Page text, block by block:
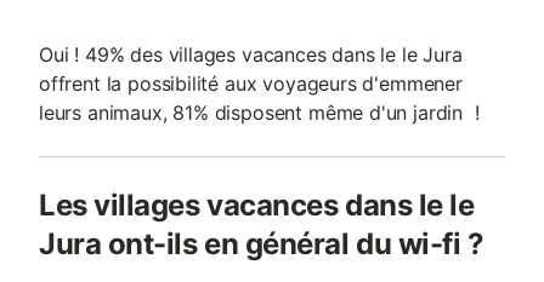
Oui ! 49% des villages vacances dans le le Jura
offrent la possibilité aux voyageurs d'emmener
leurs animaux, 81% disposent même d'un jardin !
Les villages vacances dans le le
Jura ont-ils en général du wi-fi ?